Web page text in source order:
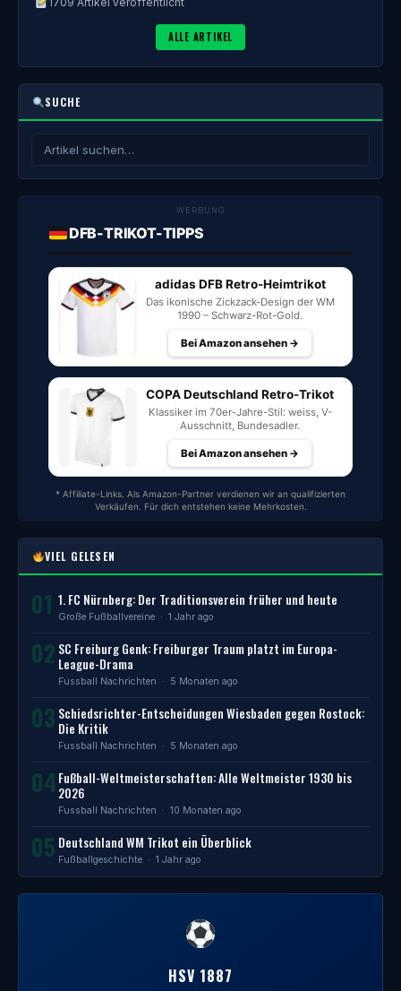
ALLE ARTIKEL
SUCHE
WERBUNG
DFB-TRIKOT-TIPPS
adidas DFB Retro-Heimtrikot
Das ikonische Zickzack-Design der WM
1990 – Schwarz-Rot-Gold.
Bei Amazon ansehen →
COPA Deutschland Retro-Trikot
Klassiker im 70er-Jahre-Stil: weiss, V-
Ausschnitt, Bundesadler.
Bei Amazon ansehen →
* Affiliate-Links. Als Amazon-Partner verdienen wir an qualifizierten
Verkäufen. Für dich entstehen keine Mehrkosten.
VIEL GELESEN
01 1. FC Nürnberg: Der Traditionsverein früher und heute
Große Fußballvereine · 1 Jahr ago
02 SC Freiburg Genk: Freiburger Traum platzt im Europa-
League-Drama
Fussball Nachrichten · 5 Monaten ago
03 Schiedsrichter-Entscheidungen Wiesbaden gegen Rostock:
Die Kritik
Fussball Nachrichten · 5 Monaten ago
04 Fußball-Weltmeisterschaften: Alle Weltmeister 1930 bis
2026
Fussball Nachrichten · 10 Monaten ago
05 Deutschland WM Trikot ein Überblick
Fußballgeschichte · 1 Jahr ago
HSV 1887